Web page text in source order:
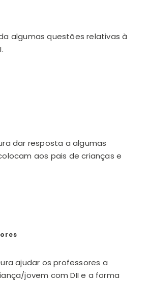
algumas questões relativas à
dar resposta a algumas
aos pais de crianças e
ajudar os professores a
jovem com DII e a forma